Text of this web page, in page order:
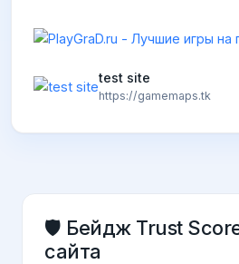
test site
https://gamemaps.tk
🛡️ Бейдж Trust
сайта